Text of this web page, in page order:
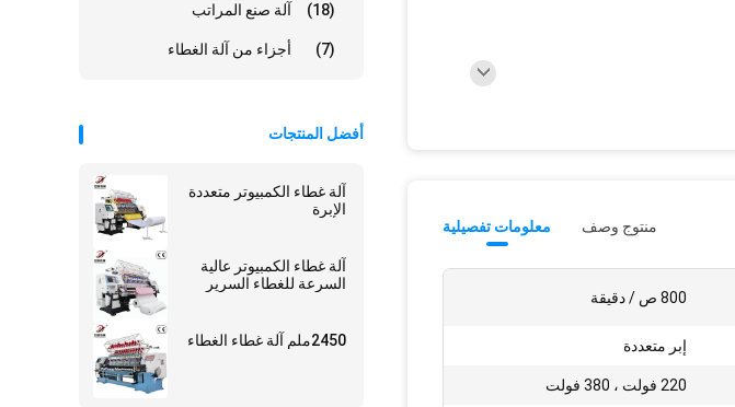
آلة صنع المراتب (18)
أجزاء من آلة الغطاء (7)
أفضل المنتجات
آلة غطاء الكمبيوتر متعددة
الإبرة
آلة غطاء الكمبيوتر عالية
السرعة للغطاء السرير
2450ملم آلة غطاء الغطاء
معلومات تفصيلية منتوج وصف
800 ص / دقيقة
إبر متعددة
220 فولت ، 380 فولت